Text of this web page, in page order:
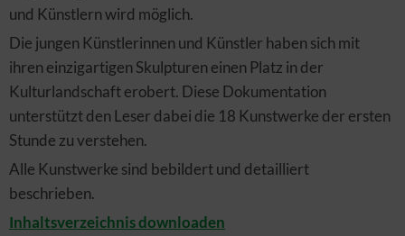
und Künstlern wird möglich.
Die jungen Künstlerinnen und Künstler haben sich mit
ihren einzigartigen Skulpturen einen Platz in der
Kulturlandschaft erobert. Diese Dokumentation
unterstützt den Leser dabei die 18 Kunstwerke der ersten
Stunde zu verstehen.
Alle Kunstwerke sind bebildert und detailliert
beschrieben.
Inhaltsverzeichnis downloaden